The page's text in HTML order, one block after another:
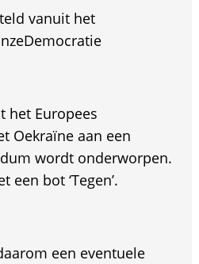
vanuit het
het Europees
Oekraïne aan een
wordt onderworpen.
een bot ‘Tegen’.
een eventuele